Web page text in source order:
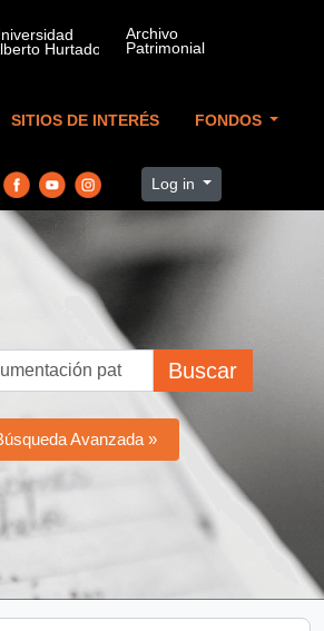
SITIOS DE INTERÉS FONDOS
Log in
Buscar
Avanzada »